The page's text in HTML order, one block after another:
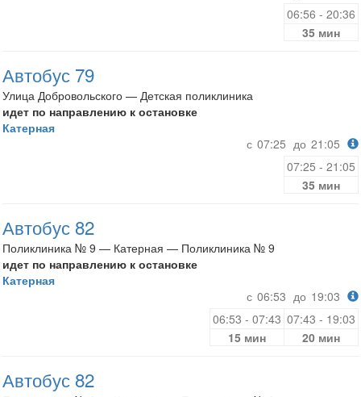
06:56 - 20:36
35 мин
Автобус 79
Улица Добровольского — Детская поликлиника
идет по направлению к остановке
Катерная
с 07:25 до 21:05
07:25 - 21:05
35 мин
Автобус 82
Поликлиника № 9 — Катерная — Поликлиника № 9
идет по направлению к остановке
Катерная
с 06:53 до 19:03
06:53 - 07:43 07:43 - 19:03
15 мин
20 мин
Автобус 82